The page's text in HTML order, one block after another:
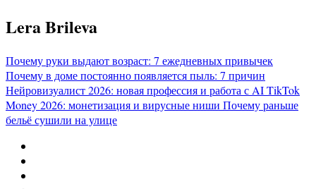
Перейти
к
Lera Brileva
Почему руки выдают возраст: 7 ежедневных привычек
Почему в доме постоянно появляется пыль: 7 причин
Нейровизуалист 2026: новая профессия и работа с AITikTok
Money 2026: монетизация и вирусные ниши Почему раньше
бельё сушили на улице